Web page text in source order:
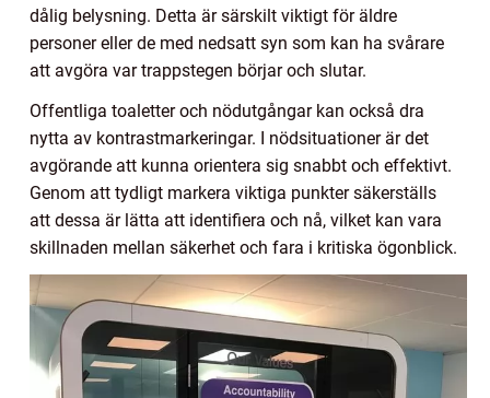
dålig belysning. Detta är särskilt viktigt för äldre
personer eller de med nedsatt syn som kan ha svårare
att avgöra var trappstegen börjar och slutar.
Offentliga toaletter och nödutgångar kan också dra
nytta av kontrastmarkeringar. I nödsituationer är det
avgörande att kunna orientera sig snabbt och effektivt.
Genom att tydligt markera viktiga punkter säkerställs
att dessa är lätta att identifiera och nå, vilket kan vara
skillnaden mellan säkerhet och fara i kritiska ögonblick.